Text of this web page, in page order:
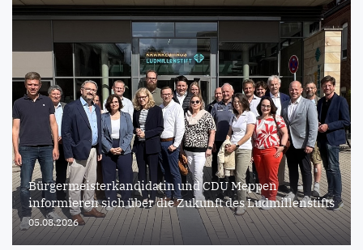
Bürgermeisterkandidatin und CDU Meppen
informieren sich über die Zukunft des Ludmillenstifts
05.08.2026